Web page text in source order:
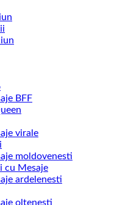
BFF
virale
moldovenesti
cu Mesaje
ardelenesti
oltenesti